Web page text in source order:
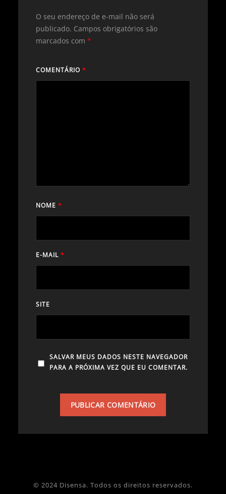
O seu endereço de e-mail não será
publicado. Campos obrigatórios são
marcados com *
COMENTÁRIO *
NOME *
E-MAIL *
SITE
SALVAR MEUS DADOS NESTE NAVEGADOR
PARA A PRÓXIMA VEZ QUE EU COMENTAR.
© 2024 Disensa. Todos os direitos reservados.